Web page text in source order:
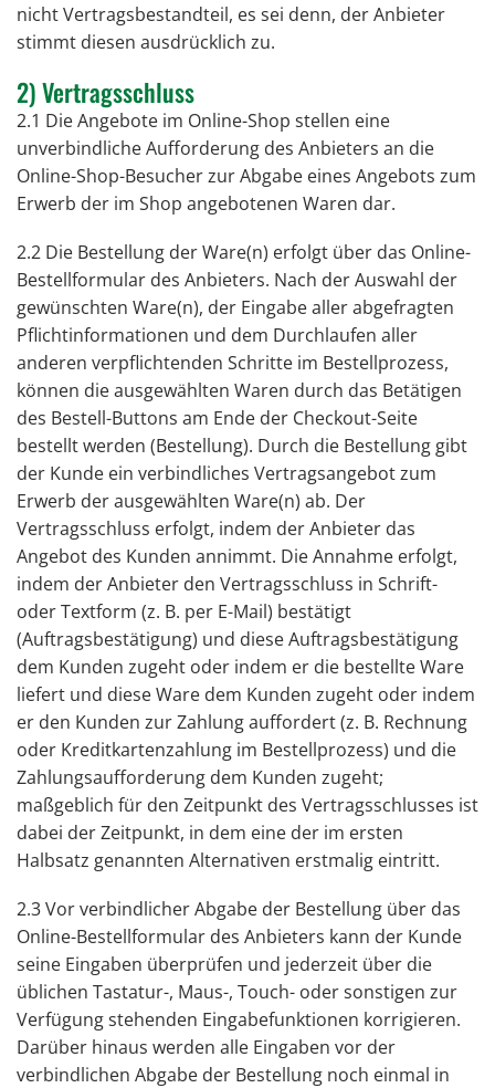
nicht Vertragsbestandteil, es sei denn, der Anbieter
stimmt diesen ausdrücklich zu.
2) Vertragsschluss
2.1 Die Angebote im Online-Shop stellen eine
unverbindliche Aufforderung des Anbieters an die
Online-Shop-Besucher zur Abgabe eines Angebots zum
Erwerb der im Shop angebotenen Waren dar.
2.2 Die Bestellung der Ware(n) erfolgt über das Online-
Bestellformular des Anbieters. Nach der Auswahl der
gewünschten Ware(n), der Eingabe aller abgefragten
Pflichtinformationen und dem Durchlaufen aller
anderen verpflichtenden Schritte im Bestellprozess,
können die ausgewählten Waren durch das Betätigen
des Bestell-Buttons am Ende der Checkout-Seite
bestellt werden (Bestellung). Durch die Bestellung gibt
der Kunde ein verbindliches Vertragsangebot zum
Erwerb der ausgewählten Ware(n) ab. Der
Vertragsschluss erfolgt, indem der Anbieter das
Angebot des Kunden annimmt. Die Annahme erfolgt,
indem der Anbieter den Vertragsschluss in Schrift-
oder Textform (z. B. per E-Mail) bestätigt
(Auftragsbestätigung) und diese Auftragsbestätigung
dem Kunden zugeht oder indem er die bestellte Ware
liefert und diese Ware dem Kunden zugeht oder indem
er den Kunden zur Zahlung auffordert (z. B. Rechnung
oder Kreditkartenzahlung im Bestellprozess) und die
Zahlungsaufforderung dem Kunden zugeht;
maßgeblich für den Zeitpunkt des Vertragsschlusses ist
dabei der Zeitpunkt, in dem eine der im ersten
Halbsatz genannten Alternativen erstmalig eintritt.
2.3 Vor verbindlicher Abgabe der Bestellung über das
Online-Bestellformular des Anbieters kann der Kunde
seine Eingaben überprüfen und jederzeit über die
üblichen Tastatur-, Maus-, Touch- oder sonstigen zur
Verfügung stehenden Eingabefunktionen korrigieren.
Darüber hinaus werden alle Eingaben vor der
verbindlichen Abgabe der Bestellung noch einmal in